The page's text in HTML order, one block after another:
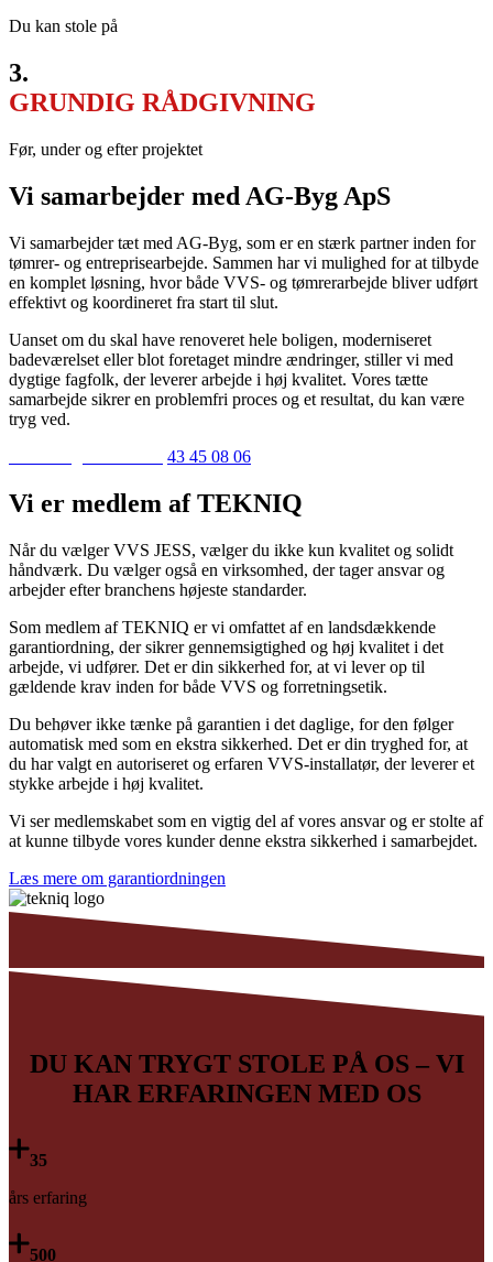
Du kan stole på
3.
GRUNDIG RÅDGIVNING
Før, under og efter projektet
Vi samarbejder med ​AG-Byg ApS
Vi samarbejder tæt med AG-Byg, som er en stærk partner inden for
tømrer- og entreprisearbejde. Sammen har vi mulighed for at tilbyde
en komplet løsning, hvor både VVS- og tømrerarbejde bliver udført
effektivt og koordineret fra start til slut.
Uanset om du skal have renoveret hele boligen, moderniseret
badeværelset eller blot foretaget mindre ændringer, stiller vi med
dygtige fagfolk, der leverer arbejde i høj kvalitet. Vores tætte
samarbejde sikrer en problemfri proces og et resultat, du kan være
tryg ved.
43 45 08 06
Vi er medlem af TEKNIQ
Når du vælger VVS JESS, vælger du ikke kun kvalitet og solidt
håndværk. Du vælger også en virksomhed, der tager ansvar og
arbejder efter branchens højeste standarder.
Som medlem af TEKNIQ er vi omfattet af en landsdækkende
garantiordning, der sikrer gennemsigtighed og høj kvalitet i det
arbejde, vi udfører. Det er din sikkerhed for, at vi lever op til
gældende krav inden for både VVS og forretningsetik.
Du behøver ikke tænke på garantien i det daglige, for den følger
automatisk med som en ekstra sikkerhed. Det er din tryghed for, at
du har valgt en autoriseret og erfaren VVS-installatør, der leverer et
stykke arbejde i høj kvalitet.
Vi ser medlemskabet som en vigtig del af vores ansvar og er stolte af
at kunne tilbyde vores kunder denne ekstra sikkerhed i samarbejdet.
Læs mere om garantiordningen
DU KAN TRYGT STOLE PÅ OS – VI
HAR ERFARINGEN MED OS
35
års erfaring
500